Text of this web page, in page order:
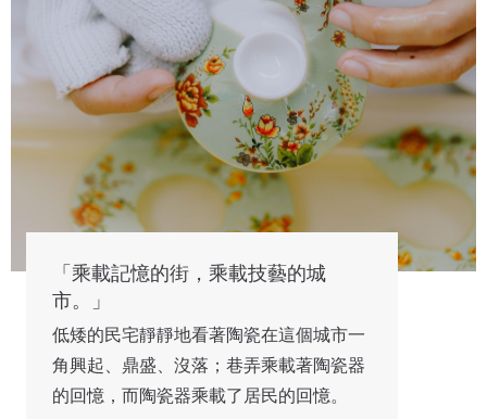
「乘載記憶的街，乘載技藝的城
市。」
低矮的民宅靜靜地看著陶瓷在這個城市一
角興起、鼎盛、沒落；巷弄乘載著陶瓷器
的回憶，而陶瓷器乘載了居民的回憶。